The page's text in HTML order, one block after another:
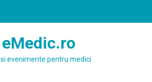
eMedic.ro
evenimente pentru medici